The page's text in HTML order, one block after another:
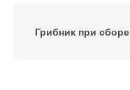
Грибник при сборе